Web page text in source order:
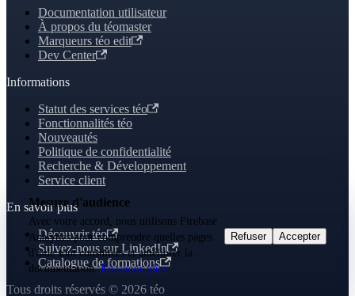
Documentation utilisateur
À propos du téomaster
Marqueurs téo edit
Dev Center
Informations
Statut des services téo
Fonctionnalités téo
Nouveautés
Politique de confidentialité
Recherche & Développement
Service client
En savoir plus
Découvrir téo
Suivez-nous sur LinkedIn
Catalogue de formations
Tous droits réservés © 2026 téo
Mesure d'audience
Avec votre accord, nous utilisons Firebase
Analytics pour comprendre quelles pages
d'aide sont consultées et améliorer la
documentation. En savoir plus.
Refuser Accepter